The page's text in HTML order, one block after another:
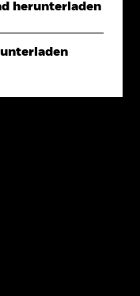
herunterladen